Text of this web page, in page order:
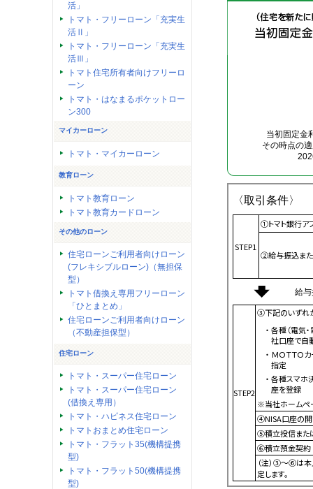
活」
トマト・フリーローン「充実生
活Ⅱ」
トマト・フリーローン「充実生
活Ⅲ」
トマト住宅所有者向けフリーロ
ーン
トマト・はなまるポケットロー
ン300
マイカーローン
トマト・マイカーローン
教育ローン
トマト教育ローン
トマト教育カードローン
その他のローン
住宅ローンご利用者向けローン
(フレキシブルローン)（無担保
型）
トマト借換え専用フリーローン
「ひとまとめ」
住宅ローンご利用者向けローン
（不動産担保型）
住宅ローン
トマト・スーパー住宅ローン
トマト・スーパー住宅ローン
(借換え専用）
トマト・ハピネス住宅ローン
トマトおまとめ住宅ローン
トマト・フラット35(機構提携
型)
トマト・フラット50(機構提携
型)
当初固定金
その時点の
〈取引条件〉
STEP1
①トマト銀行ア
②給与振込また
給与振
STEP2
③下記のいずれ
・各種（電気・電話・ガス・水道・NHK・税金）のお支払いのいずれかを当
社口座で自
・ＭＯＴＴＯカードまたは、他社クレジットカードの引落口座を当社口座に
指定
・各種スマホ決済サービス（PayPay等（※））のチャージ用口座に当社口
座を登録
※当社ホームペ
④NISA口座の
⑤積立投信ま
⑥積立預金契
（注）③～⑥は
定します。